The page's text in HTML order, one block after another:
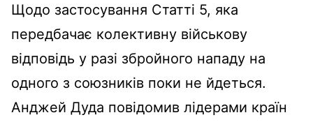
Щодо застосування Статті 5, яка
передбачає колективну військову
відповідь у разі збройного нападу на
одного з союзників поки не йдеться.
Анджей Дуда повідомив лідерами країн